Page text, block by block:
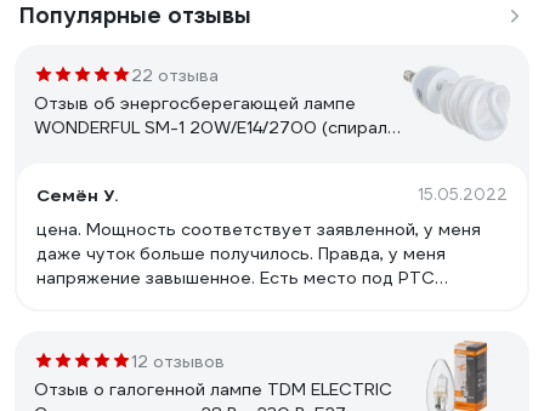
Популярные отзывы
22 отзыва
Отзыв об энергосберегающей лампе
WONDERFUL SM-1 20W/E14/2700 (спираль)
Семён У.
15.05.2022
цена. Мощность соответствует заявленной, у меня
даже чуток больше получилось. Правда, у меня
напряжение завышенное. Есть место под РТС
12 отзывов
Отзыв о галогенной лампе TDM ELECTRIC